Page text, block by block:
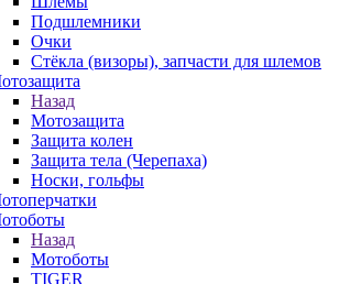
Подшлемники
Очки
Стёкла (визоры), запчасти для шлемов
Назад
Мотозащита
Защита колен
Защита тела (Черепаха)
Носки, гольфы
Назад
Мотоботы
TIGER